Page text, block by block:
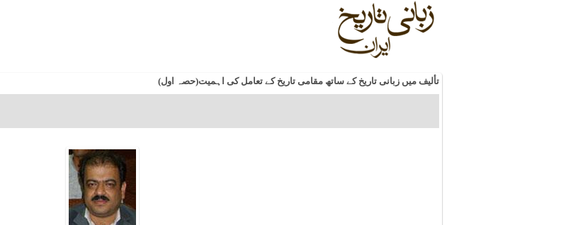
تألیف میں زبانی تاریخ کے ساتھ مقامی تاریخ کے تعامل کی اہمیت(حصہ اول)